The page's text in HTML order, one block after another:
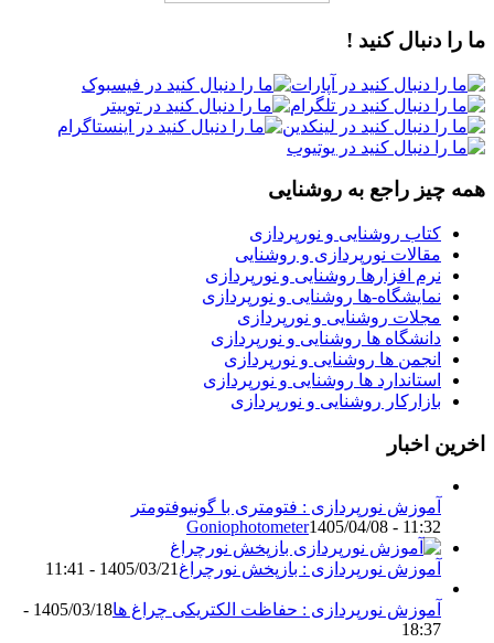
ما را دنبال کنید !
همه چیز راجع به روشنایی
کتاب روشنایی و نورپردازی
مقالات نورپردازی و روشنایی
نرم افزارها روشنایی و نورپردازی
نمایشگاه-ها روشنایی و نورپردازی
مجلات روشنایی و نورپردازی
دانشگاه ها روشنایی و نورپردازی
انجمن ها روشنایی و نورپردازی
استاندارد ها روشنایی و نورپردازی
بازارکار روشنایی و نورپردازی
اخرین اخبار
آموزش نورپردازی : فتومتری با گونیوفتومتر
Goniophotometer1405/04/08 - 11:32
آموزش نورپردازی : بازپخش نورچراغ1405/03/21 - 11:41
آموزش نورپردازی : حفاظت الکتریکی چراغ ها
1405/03/18 -
18:37